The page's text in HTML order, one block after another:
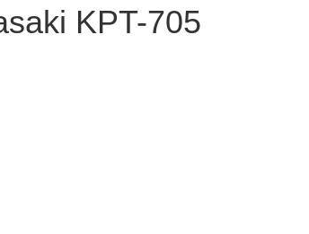
KPT-705